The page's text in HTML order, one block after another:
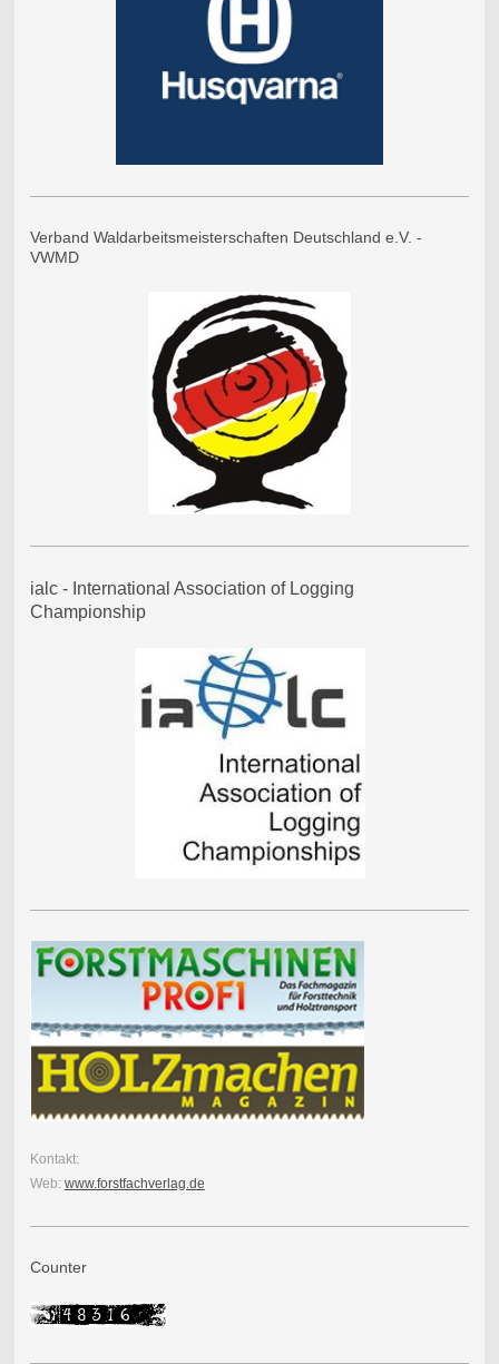
Verband Waldarbeitsmeisterschaften Deutschland e.V. -
VWMD
ialc - International Association of Logging
Championship
Kontakt:
Web: www.forstfachverlag.de
Counter